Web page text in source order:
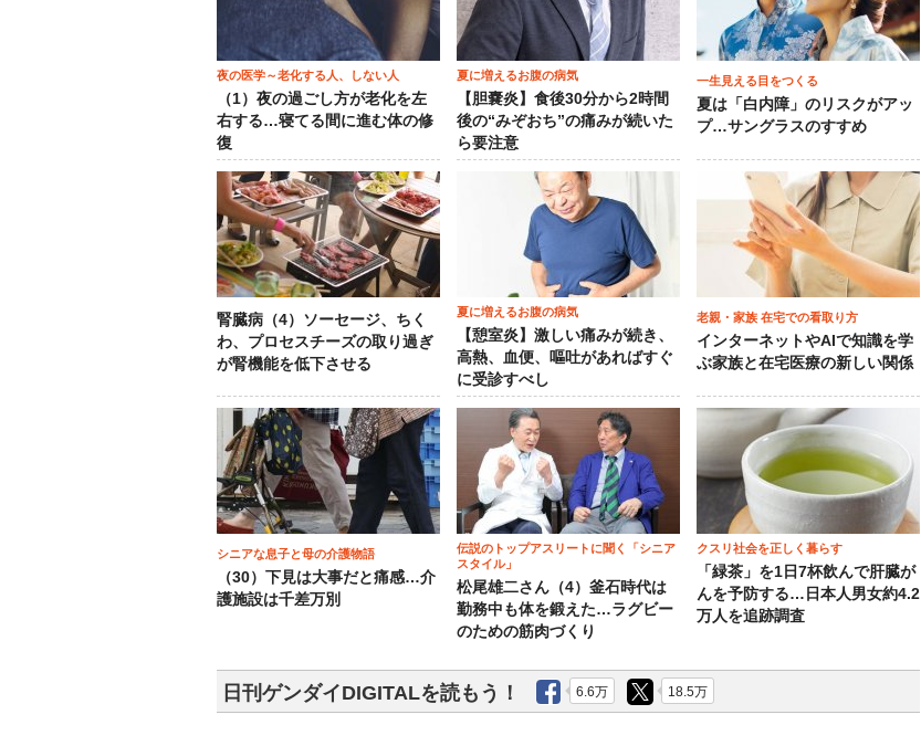
夜の医学～老化する人、しない人
（1）夜の過ごし方が老化を左
右する…寝てる間に進む体の修
復
夏に増えるお腹の病気
【胆嚢炎】食後30分から2時間
後の“みぞおち”の痛みが続いた
ら要注意
一生見える目をつくる
夏は「白内障」のリスクがアッ
プ…サングラスのすすめ
腎臓病（4）ソーセージ、ちく
わ、プロセスチーズの取り過ぎ
が腎機能を低下させる
夏に増えるお腹の病気
【憩室炎】激しい痛みが続き、
高熱、血便、嘔吐があればすぐ
に受診すべし
老親・家族 在宅での看取り方
インターネットやAIで知識を学
ぶ家族と在宅医療の新しい関係
シニアな息子と母の介護物語
（30）下見は大事だと痛感…介
護施設は千差万別
伝説のトップアスリートに聞く「シニア
スタイル」
松尾雄二さん（4）釜石時代は
勤務中も体を鍛えた…ラグビー
のための筋肉づくり
クスリ社会を正しく暮らす
「緑茶」を1日7杯飲んで肝臓が
んを予防する…日本人男女約4.2
万人を追跡調査
日刊ゲンダイDIGITALを読もう！ 6.6万 18.5万